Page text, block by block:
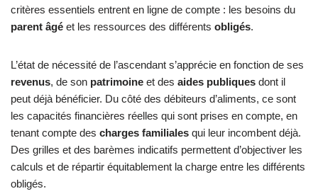
critères essentiels entrent en ligne de compte : les besoins du
parent âgé et les ressources des différents obligés.
L’état de nécessité de l’ascendant s’apprécie en fonction de ses
revenus, de son patrimoine et des aides publiques dont il
peut déjà bénéficier. Du côté des débiteurs d’aliments, ce sont
les capacités financières réelles qui sont prises en compte, en
tenant compte des charges familiales qui leur incombent déjà.
Des grilles et des barèmes indicatifs permettent d’objectiver les
calculs et de répartir équitablement la charge entre les différents
obligés.